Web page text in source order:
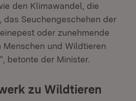
den Klimawandel, die
, das Seuchengeschehen der
oder zunehmende
und Wildtieren
betonte der Minister.
zu Wildtieren